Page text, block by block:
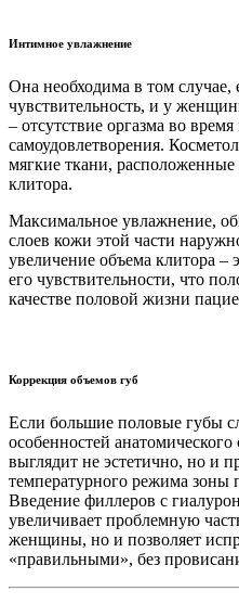
Интимное увлажнение
Она необходима в том случае,
чувствительность, и у
– отсутствие оргазма во
самоудовлетворения.
мягкие ткани, расположенные
клитора.
Максимальное увлажнение,
слоев кожи этой части
увеличение объема клитора
его чувствительности, что
качестве половой жизни
Коррекция объемов губ
Если большие половые губы
особенностей анатомического
выглядит не эстетично, но и
температурного режима зоны
Введение филлеров с
увеличивает проблемную
женщины, но и позволяет
«правильными», без